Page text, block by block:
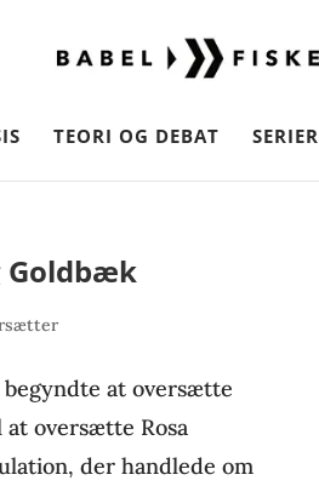
TEORI OG DEBAT SERIER
Goldbæk
at oversætte
oversætte Rosa
der handlede om